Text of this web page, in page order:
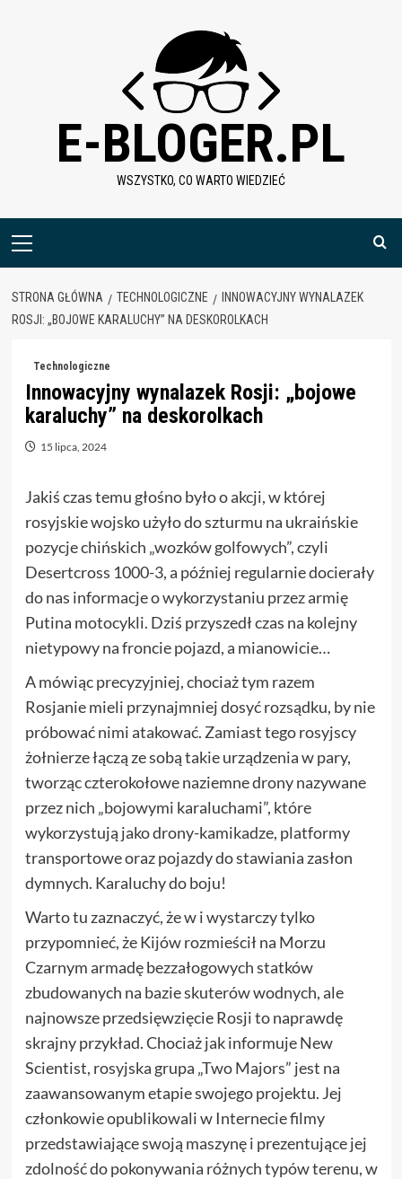
E-BLOGER.PL
WSZYSTKO, CO WARTO WIEDZIEĆ
Menu
STRONA GŁÓWNA TECHNOLOGICZNE
INNOWACYJNY WYNALAZEK
ROSJI: „BOJOWE KARALUCHY” NA DESKOROLKACH
Technologiczne
Innowacyjny wynalazek Rosji: „bojowe
karaluchy” na deskorolkach
15 lipca, 2024
Jakiś czas temu głośno było o akcji, w której
rosyjskie wojsko użyło do szturmu na ukraińskie
pozycje chińskich „wozków golfowych”, czyli
Desertcross 1000-3, a później regularnie docierały
do nas informacje o wykorzystaniu przez armię
Putina motocykli. Dziś przyszedł czas na kolejny
nietypowy na froncie pojazd, a mianowicie…
A mówiąc precyzyjniej, chociaż tym razem
Rosjanie mieli przynajmniej dosyć rozsądku, by nie
próbować nimi atakować. Zamiast tego rosyjscy
żołnierze łączą ze sobą takie urządzenia w pary,
tworząc czterokołowe naziemne drony nazywane
przez nich „bojowymi karaluchami”, które
wykorzystują jako drony-kamikadze, platformy
transportowe oraz pojazdy do stawiania zasłon
dymnych. Karaluchy do boju!
Warto tu zaznaczyć, że w i wystarczy tylko
przypomnieć, że Kijów rozmieścił na Morzu
Czarnym armadę bezzałogowych statków
zbudowanych na bazie skuterów wodnych, ale
najnowsze przedsięwzięcie Rosji to naprawdę
skrajny przykład. Chociaż jak informuje New
Scientist, rosyjska grupa „Two Majors” jest na
zaawansowanym etapie swojego projektu. Jej
członkowie opublikowali w Internecie filmy
przedstawiające swoją maszynę i prezentujące jej
zdolność do pokonywania różnych typów terenu, w